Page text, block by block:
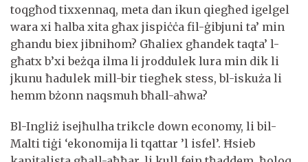
toqgħod tixxennaq, meta dan ikun qiegħed igelgel
wara xi ħalba xita għax jispiċċa fil-ġibjuni ta’ min
għandu biex jibnihom? Għaliex għandek taqta’ l-
għatx b’xi beżqa ilma li jroddulek lura min dik li
jkunu ħadulek mill-bir tiegħek stess, bl-iskuża li
hemm bżonn naqsmuh bħall-aħwa?
Bl-Ingliż isejħulha trikcle down economy, li bil-
Malti tiġi ‘ekonomija li tqattar ’l isfel’. Ħsieb